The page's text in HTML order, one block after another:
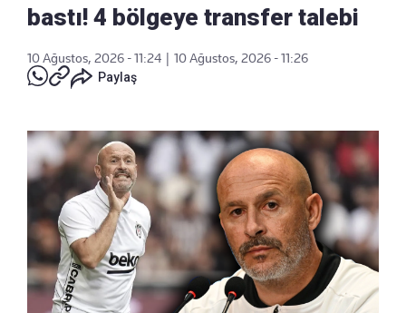
bastı! 4 bölgeye transfer talebi
10 Ağustos, 2026 - 11:24
10 Ağustos, 2026 - 11:26
Paylaş